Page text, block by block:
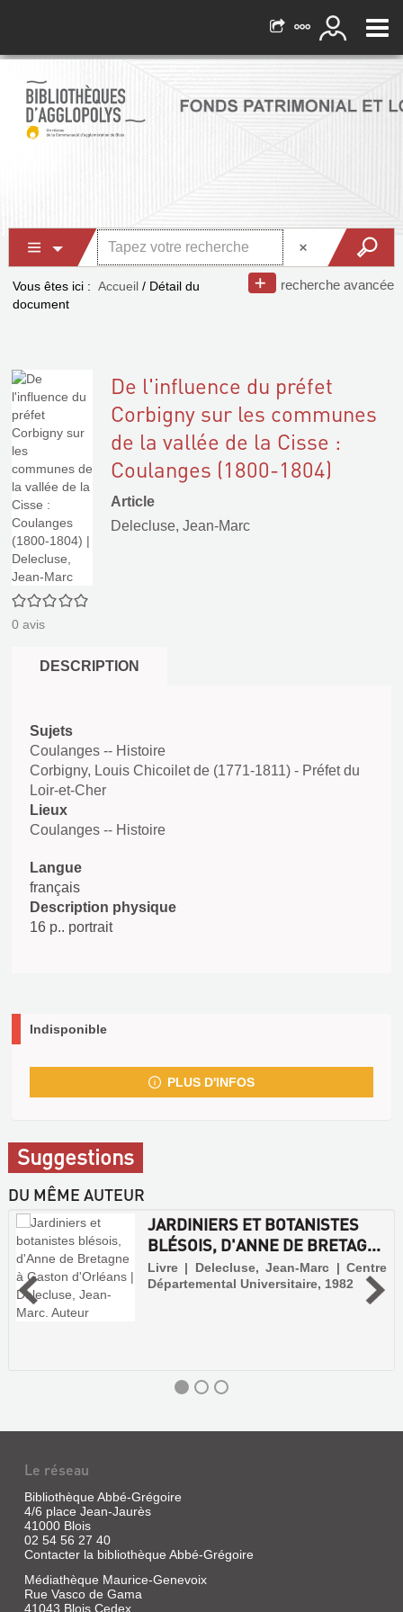
recherche avancée
Vous êtes ici : Accueil / Détail du
document
0/5
0 avis
De l'influence du préfet
Corbigny sur les communes
de la vallée de la Cisse :
Coulanges (1800-1804)
Article
Delecluse, Jean-Marc
DESCRIPTION
Sujets
Coulanges -- Histoire
Corbigny, Louis Chicoilet de (1771-1811) - Préfet du
Loir-et-Cher
Lieux
Coulanges -- Histoire
Langue
français
Description physique
16 p.. portrait
Indisponible
PLUS D'INFOS
Suggestions
DU MÊME AUTEUR
JARDINIERS ET BOTANISTES
BLÉSOIS, D'ANNE DE BRETAG...
Livre | Delecluse, Jean-Marc | Centre
Départemental Universitaire, 1982
Le réseau
Bibliothèque Abbé-Grégoire
4/6 place Jean-Jaurès
41000 Blois
02 54 56 27 40
Contacter la bibliothèque Abbé-Grégoire
Médiathèque Maurice-Genevoix
Rue Vasco de Gama
41043 Blois Cedex